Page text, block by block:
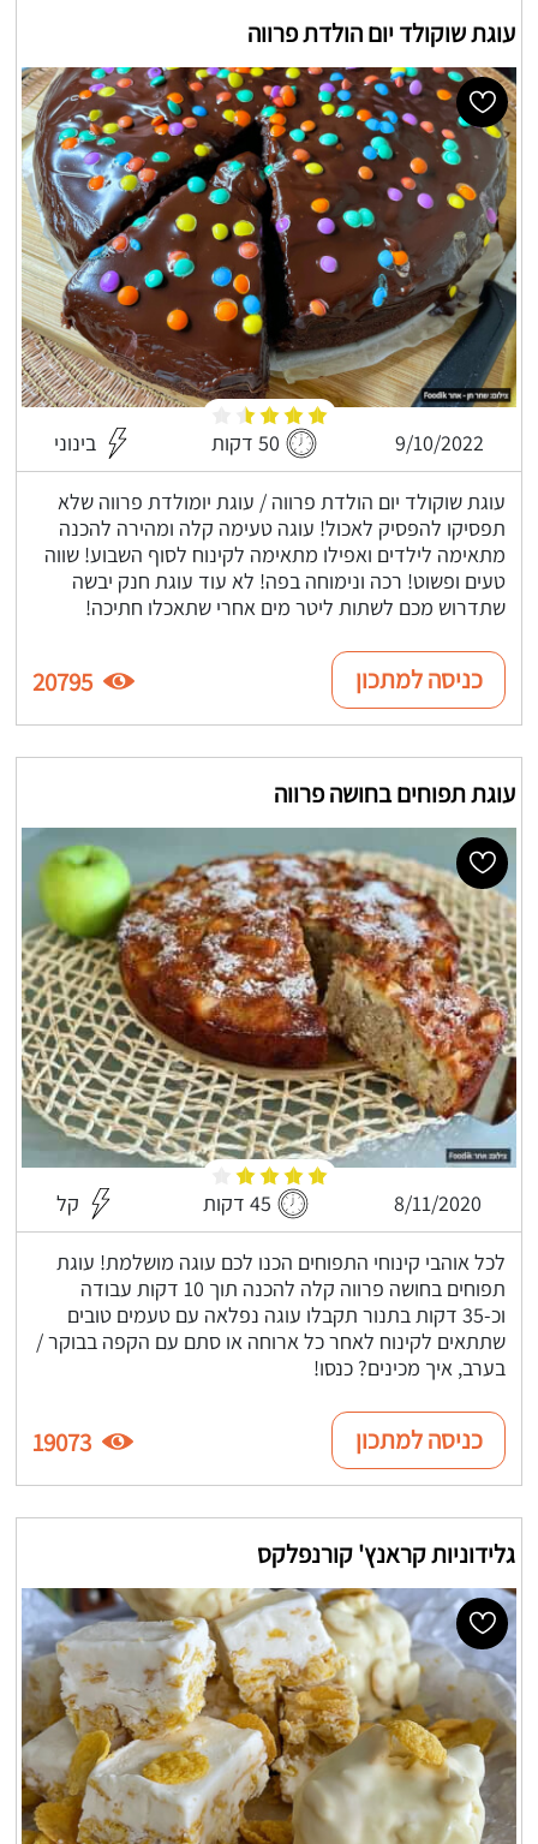
עוגת שוקולד יום הולדת פרווה
9/10/2022 50 דקות בינוני
עוגת שוקולד יום הולדת פרווה / עוגת יומולדת פרווה שלא
תפסיקו להפסיק לאכול! עוגה טעימה קלה ומהירה להכנה
מתאימה לילדים ואפילו מתאימה לקינוח לסוף השבוע! שווה
טעים ופשוט! רכה ונימוחה בפה! לא עוד עוגת חנק יבשה
שתדרוש מכם לשתות ליטר מים אחרי שתאכלו חתיכה!
כניסה למתכון 20795
עוגת תפוחים בחושה פרווה
8/11/2020 45 דקות קל
לכל אוהבי קינוחי התפוחים הכנו לכם עוגה מושלמת! עוגת
תפוחים בחושה פרווה קלה להכנה תוך 10 דקות עבודה
וכ-35 דקות בתנור תקבלו עוגה נפלאה עם טעמים טובים
שתתאים לקינוח לאחר כל ארוחה או סתם עם הקפה בבוקר /
בערב, איך מכינים? כנסו!
כניסה למתכון 19073
גלידוניות קראנץ' קורנפלקס